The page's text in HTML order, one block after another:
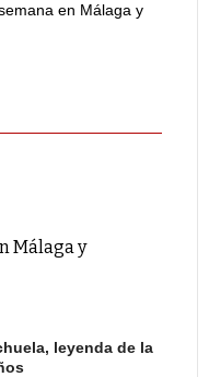
en Málaga y
Málaga y
leyenda de la